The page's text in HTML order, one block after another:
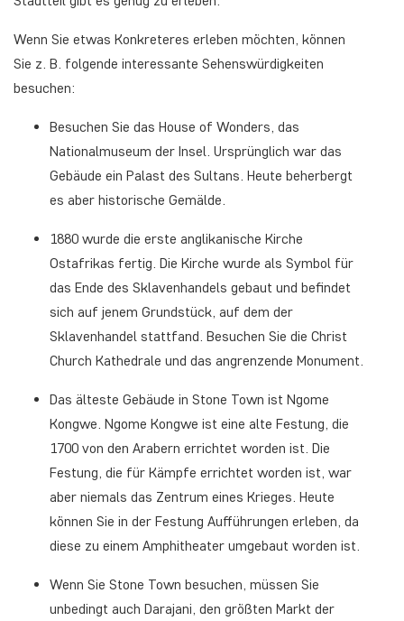
Wenn Sie etwas Konkreteres erleben möchten, können
Sie z. B. folgende interessante Sehenswürdigkeiten
besuchen:
Besuchen Sie das House of Wonders, das
Nationalmuseum der Insel. Ursprünglich war das
Gebäude ein Palast des Sultans. Heute beherbergt
es aber historische Gemälde.
1880 wurde die erste anglikanische Kirche
Ostafrikas fertig. Die Kirche wurde als Symbol für
das Ende des Sklavenhandels gebaut und befindet
sich auf jenem Grundstück, auf dem der
Sklavenhandel stattfand. Besuchen Sie die Christ
Church Kathedrale und das angrenzende Monument.
Das älteste Gebäude in Stone Town ist Ngome
Kongwe. Ngome Kongwe ist eine alte Festung, die
1700 von den Arabern errichtet worden ist. Die
Festung, die für Kämpfe errichtet worden ist, war
aber niemals das Zentrum eines Krieges. Heute
können Sie in der Festung Aufführungen erleben, da
diese zu einem Amphitheater umgebaut worden ist.
Wenn Sie Stone Town besuchen, müssen Sie
unbedingt auch Darajani, den größten Markt der